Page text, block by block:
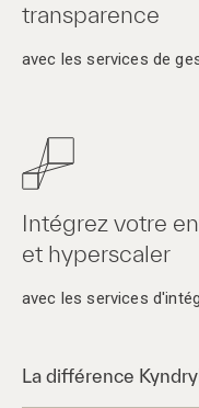
transparence
avec les services de
Intégrez votre
et hyperscaler
avec les services
La différence Kyndryl